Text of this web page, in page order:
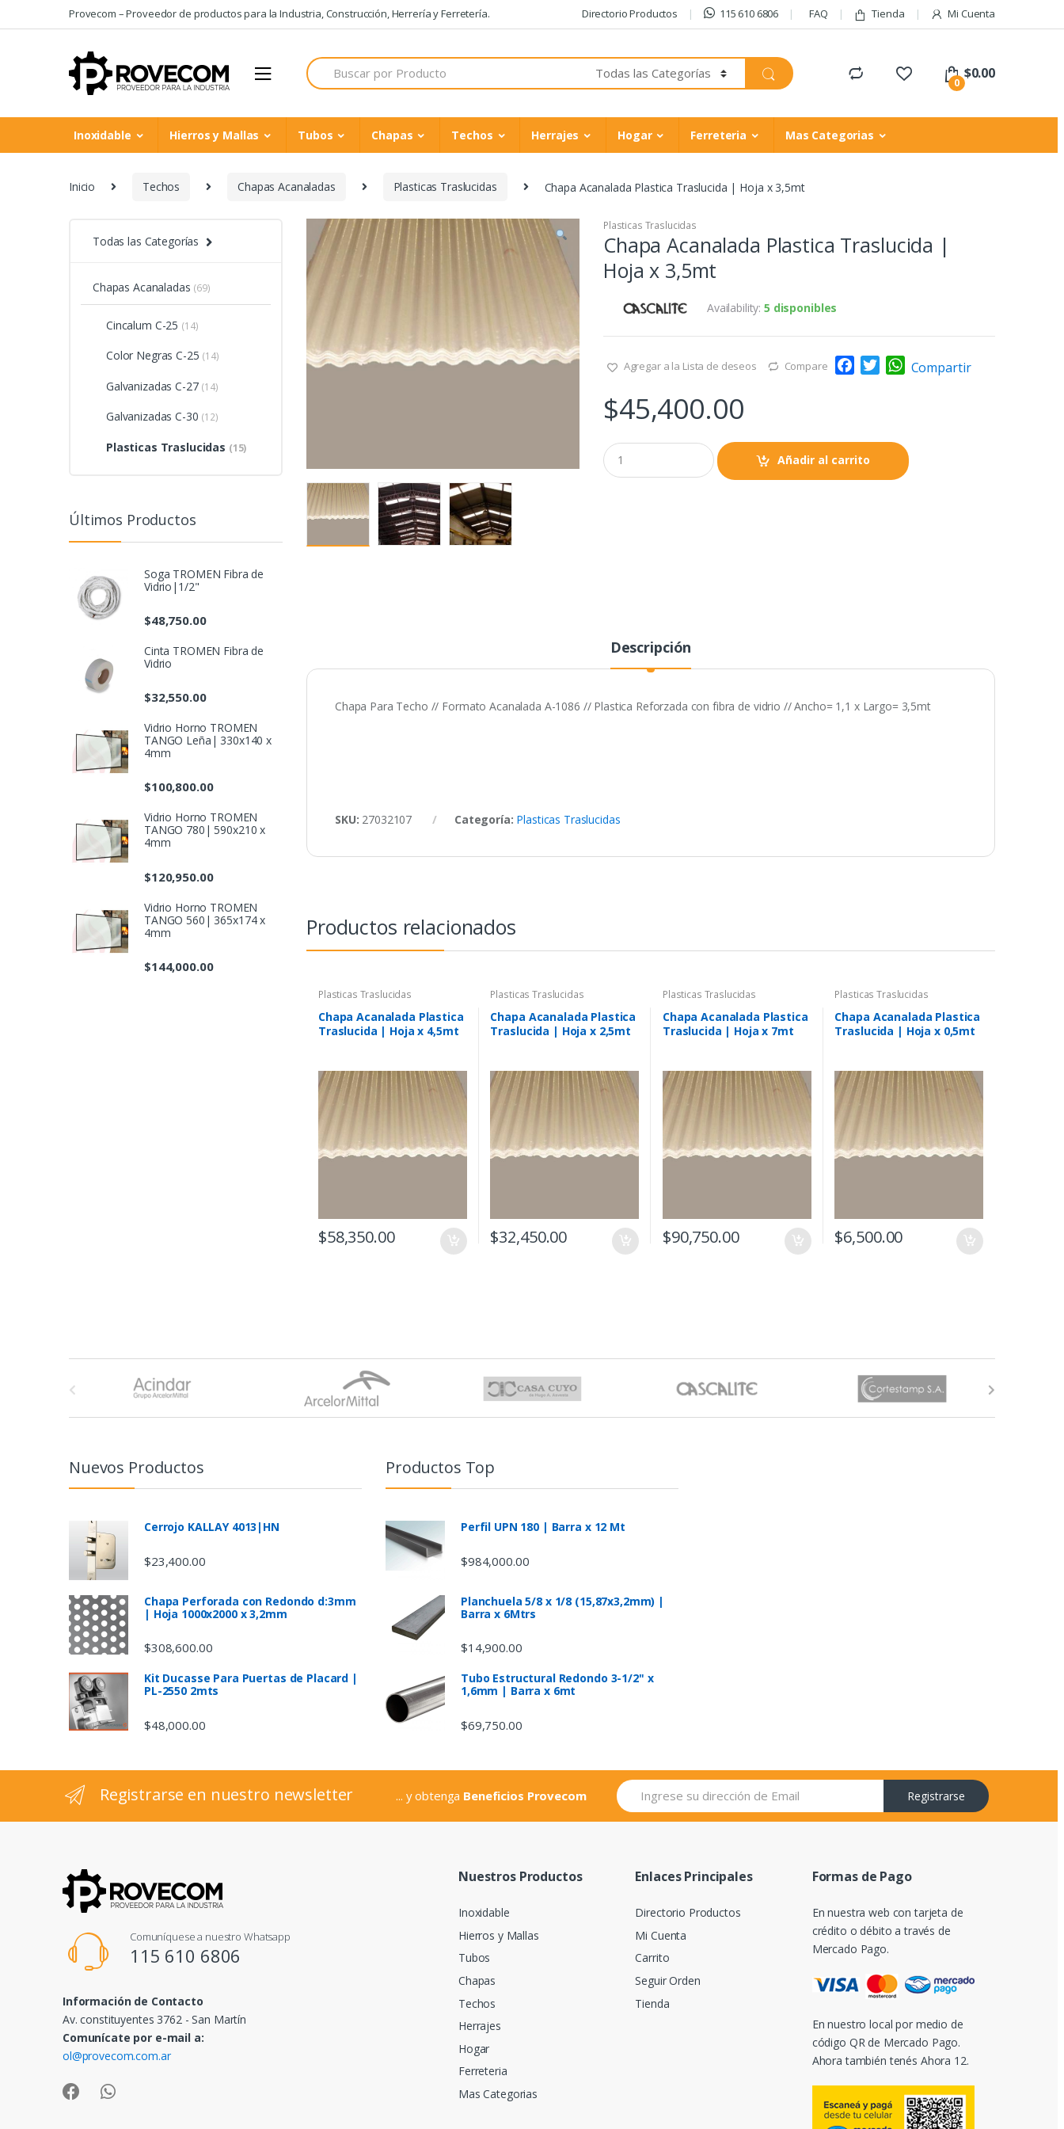
to
to
Provecom – Proveedor de productos para la Industria, Construcción, Herrería y Ferretería. Directorio Productos 115 610 6806 FAQ Tienda Mi Cuenta
Search
for:
0
$0.00
Inoxidable Hierros y Mallas Tubos Chapas Techos Herrajes Hogar Ferreteria Mas Categorias
Inicio Techos Chapas Acanaladas Plasticas Traslucidas Chapa Acanalada Plastica Traslucida | Hoja x 3,5mt
Plasticas Traslucidas
Chapa Acanalada Plastica Traslucida |
Hoja x 3,5mt
Availability:5 disponibles
Agregar a la Lista de deseos Compare
b
o
o
t
r
W
A
p
Compartir
$45,400.00
Q
u
a
Añadir al carrito
Descripción
Chapa Para Techo // Formato Acanalada A-1086 // Plastica Reforzada con fibra de vidrio // Ancho= 1,1 x Largo= 3,5mt
SKU: 27032107 Categoría: Plasticas Traslucidas
Productos relacionados
Plasticas Traslucidas
Chapa Acanalada Plastica
Traslucida | Hoja x 4,5mt
$58,350.00
Plasticas Traslucidas
Chapa Acanalada Plastica
Traslucida | Hoja x 2,5mt
$32,450.00
Plasticas Traslucidas
Chapa Acanalada Plastica
Traslucida | Hoja x 7mt
$90,750.00
Plasticas Traslucidas
Chapa Acanalada Plastica
Traslucida | Hoja x 0,5mt
$6,500.00
Todas las Categorías
Chapas Acanaladas (69)
Cincalum C-25 (14)
Color Negras C-25 (14)
Galvanizadas C-27 (14)
Galvanizadas C-30 (12)
Plasticas Traslucidas (15)
Últimos Productos
Soga TROMEN Fibra de
Vidrio|1/2"
$48,750.00
Cinta TROMEN Fibra de
Vidrio
$32,550.00
Vidrio Horno TROMEN
TANGO Leña| 330x140 x
4mm
$100,800.00
Vidrio Horno TROMEN
TANGO 780| 590x210 x
4mm
$120,950.00
Vidrio Horno TROMEN
TANGO 560| 365x174 x
4mm
$144,000.00
Nuevos Productos
Cerrojo KALLAY 4013|HN
$23,400.00
Chapa Perforada con Redondo d:3mm
| Hoja 1000x2000 x 3,2mm
$308,600.00
Kit Ducasse Para Puertas de Placard |
PL-2550 2mts
$48,000.00
Productos Top
Perfil UPN 180 | Barra x 12 Mt
$984,000.00
Planchuela 5/8 x 1/8 (15,87x3,2mm) |
Barra x 6Mtrs
$14,900.00
Tubo Estructural Redondo 3-1/2" x
1,6mm | Barra x 6mt
$69,750.00
Registrarse en nuestro newsletter ... y obtenga Beneficios Provecom Registrarse
Comuníquese a nuestro Whatsapp
115 610 6806
Información de Contacto
Av. constituyentes 3762 - San Martín
Comunícate por e-mail a:
ol@provecom.com.ar
Nuestros Productos
Inoxidable
Hierros y Mallas
Tubos
Chapas
Techos
Herrajes
Hogar
Ferreteria
Mas Categorias
Enlaces Principales
Directorio Productos
Mi Cuenta
Carrito
Seguir Orden
Tienda
Formas de Pago
En nuestra web con tarjeta de
crédito o débito a través de
Mercado Pago.
En nuestro local por medio de
código QR de Mercado Pago.
Ahora también tenés Ahora 12.